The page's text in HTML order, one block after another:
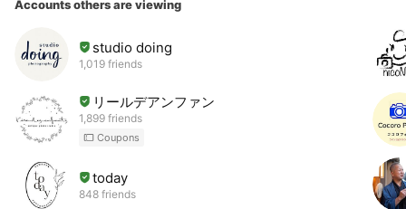
Accounts others are viewing
studio doing
1,019 friends
リールデアンファン
1,899 friends
Coupons
today
848 friends